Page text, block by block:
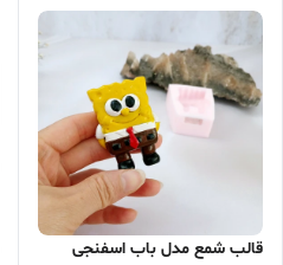
قالب شمع مدل باب اسفنجی